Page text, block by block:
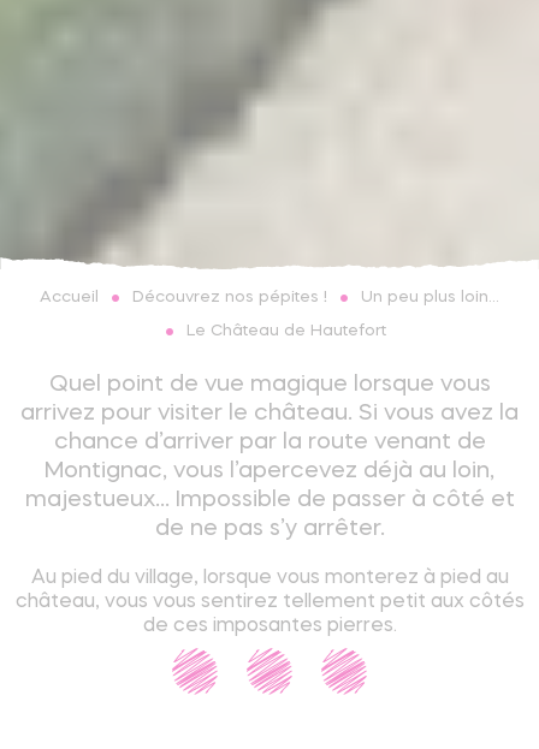
Accueil Découvrez nos pépites ! Un peu plus loin...
Le Château de Hautefort
Quel point de vue magique lorsque vous
arrivez pour visiter le château. Si vous avez la
chance d’arriver par la route venant de
Montignac, vous l’apercevez déjà au loin,
majestueux… Impossible de passer à côté et
de ne pas s’y arrêter.
Au pied du village, lorsque vous monterez à pied au
château, vous vous sentirez tellement petit aux côtés
de ces imposantes pierres.